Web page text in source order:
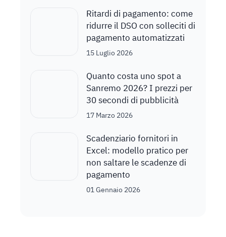
Ritardi di pagamento: come
ridurre il DSO con solleciti di
pagamento automatizzati
15 Luglio 2026
Quanto costa uno spot a
Sanremo 2026? I prezzi per
30 secondi di pubblicità
17 Marzo 2026
Scadenziario fornitori in
Excel: modello pratico per
non saltare le scadenze di
pagamento
01 Gennaio 2026